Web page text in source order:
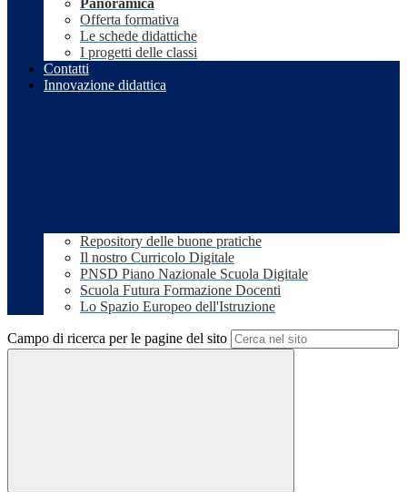
Panoramica
Offerta formativa
Le schede didattiche
I progetti delle classi
Contatti
Innovazione didattica
Repository delle buone pratiche
Il nostro Curricolo Digitale
PNSD Piano Nazionale Scuola Digitale
Scuola Futura Formazione Docenti
Lo Spazio Europeo dell'Istruzione
Campo di ricerca per le pagine del sito